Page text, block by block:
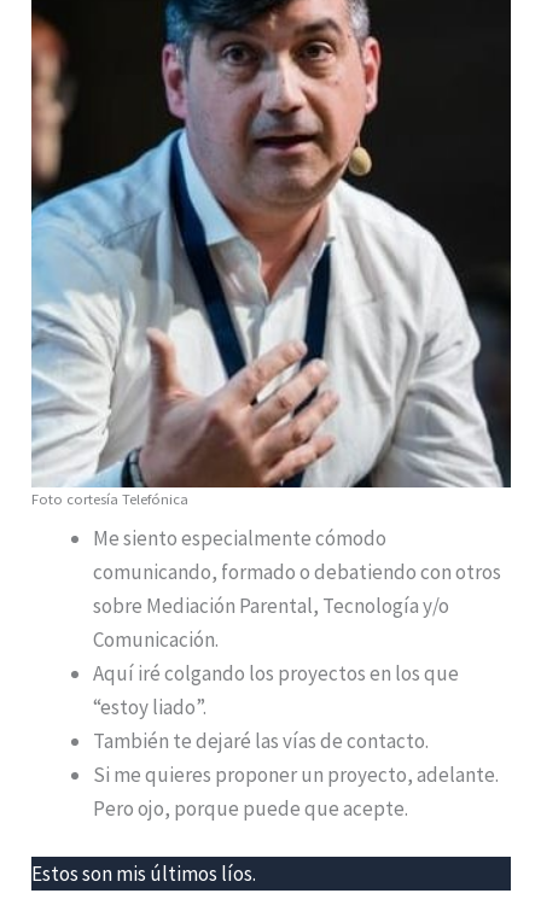
Foto cortesía Telefónica
Me siento especialmente cómodo
comunicando, formado o debatiendo con otros
sobre Mediación Parental, Tecnología y/o
Comunicación.
Aquí iré colgando los proyectos en los que
“estoy liado”.
También te dejaré las vías de contacto.
Si me quieres proponer un proyecto, adelante.
Pero ojo, porque puede que acepte.
Estos son mis últimos líos.